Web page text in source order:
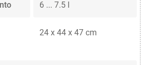
6 ... 7.5 l
24 x 44 x 47 cm